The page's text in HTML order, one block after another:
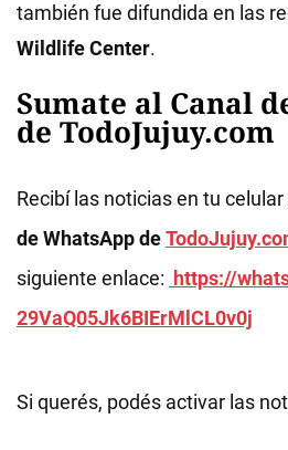
también fue difundida en las
Wildlife Center.
Sumate al Canal
de TodoJujuy.com
Recibí las noticias en tu
de WhatsApp de
siguiente enlace: https://
29VaQ05Jk6BIErMlCL0v0j
Si querés, podés activar las